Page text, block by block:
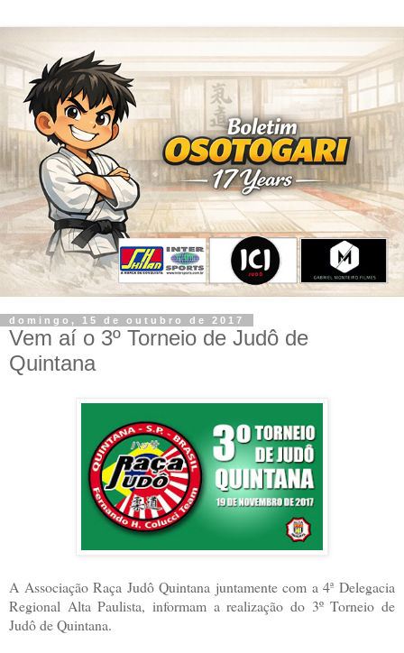
domingo, 15 de outubro de 2017
Vem aí o 3º Torneio de Judô de
Quintana
A Associação Raça Judô Quintana juntamente com a 4ª Delegacia
Regional Alta Paulista, informam a realização do 3º Torneio de
Judô de Quintana.